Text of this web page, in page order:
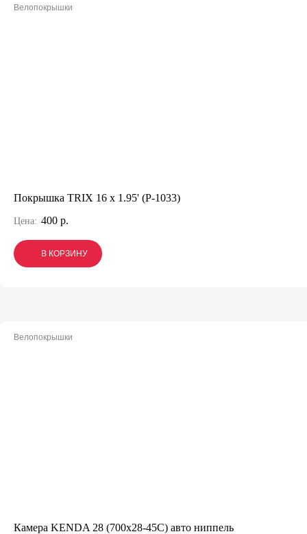
Велопокрышки
Покрышка TRIX 16 x 1.95' (P-1033)
Цена: 400 р.
В КОРЗИНУ
В КОРЗИНУ
В КОРЗИНУ
Велопокрышки
Камера KENDA 28 (700x28-45C) авто ниппель